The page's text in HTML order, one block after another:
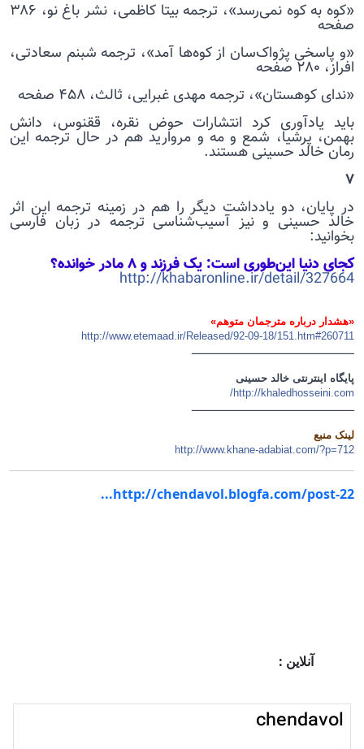
«کوه به کوه نمی‌رسد»، ترجمه بیتا کاظمی، نشر باغ نو، ۳۸۶
صفحه
«و پاسخی پژواک‌سان از کوه‌ها آمد»، ترجمه شبنم سعادتی،
افراز، ۲۸۰ صفحه
«ندای کوهستان»، ترجمه مهدی غبرایی، ثالث، ۴۵۸ صفحه
باید یادآوری کرد انتشارات حوض نقره، ققنوس، دانش
بهمن، پرشیا، شمع و مه و مروارید هم در حال ترجمه این
رمان خالد حسینی هستند.
۷
در پایان، دو یادداشت دیگر را هم در زمینه ترجمه این اثر
خالد حسینی و نیز آسیب‌شناسی ترجمه در زبان فارسی
بخوانید:
کجای دنیا این‌طوری است: یک فرزند و ۸ مادر خوانده؟
http://khabaronline.ir/detail/327664
«هشدار درباره مترجمان متوهم»
http://www.etemaad.ir/Released/92-09-18/151.htm#260711
ــــــــــــــــــــــــــــــــــــــــــــــــــ
پایگاه اینترنتی خالد حسینی
http://khaledhosseini.com/
ــــــــــــــــــــــــــــــــــــــــــــــــــ
لینک منبع
http://www.khane-adabiat.com/?p=712
آنلاین :
http://chendavol.blogfa.com/post-22...
chendavol